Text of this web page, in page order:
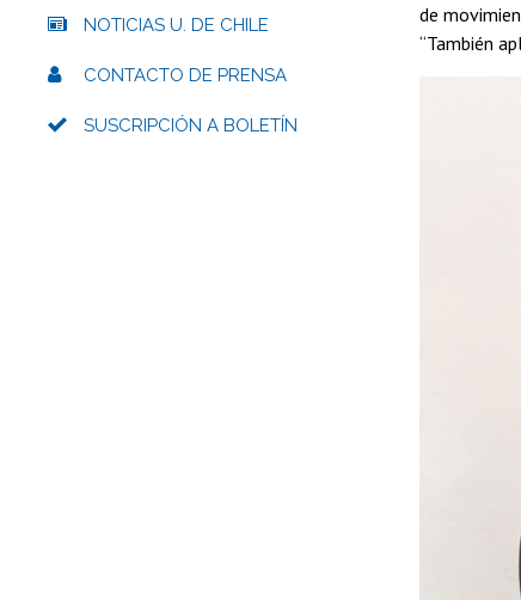
de
“También
NOTICIAS U. DE CHILE
CONTACTO DE PRENSA
SUSCRIPCIÓN A BOLETÍN